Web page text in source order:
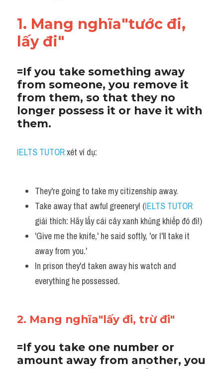
1. Mang nghĩa"tước đi,
lấy đi"
=If you take something away
from someone, you remove it
from them, so that they no
longer possess it or have it with
them.
IELTS TUTOR xét ví dụ:
They're going to take my citizenship away.
Take away that awful greenery! (IELTS TUTOR
giải thích: Hãy lấy cái cây xanh khủng khiếp đó đi!)
'Give me the knife,' he said softly, 'or I'll take it
away from you.'
In prison they'd taken away his watch and
everything he possessed.
2. Mang nghĩa"lấy đi, trừ đi"
=If you take one number or
amount away from another, you